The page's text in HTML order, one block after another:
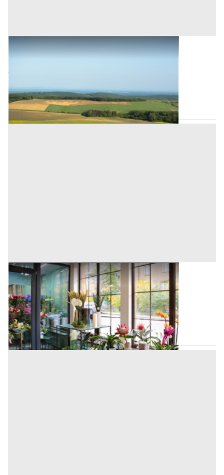
Terreni all'asta a Nuoro
3.960 €
Codice asta:CT129123
Asta chiusa
Negozi, Botteghe all'asta a Nuoro
Villagrande Strisaili (Nuoro)
Offerta minima
12.595,50 € 16.794 €
Codice asta: CT135711
Asta chiusa